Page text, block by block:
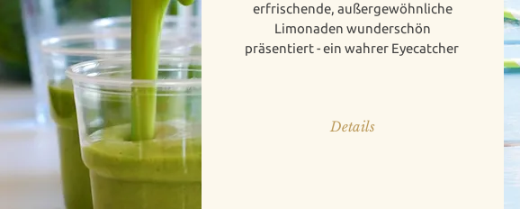
erfrischende, außergewöhnliche
Limonaden wunderschön
präsentiert - ein wahrer Eyecatcher
Details